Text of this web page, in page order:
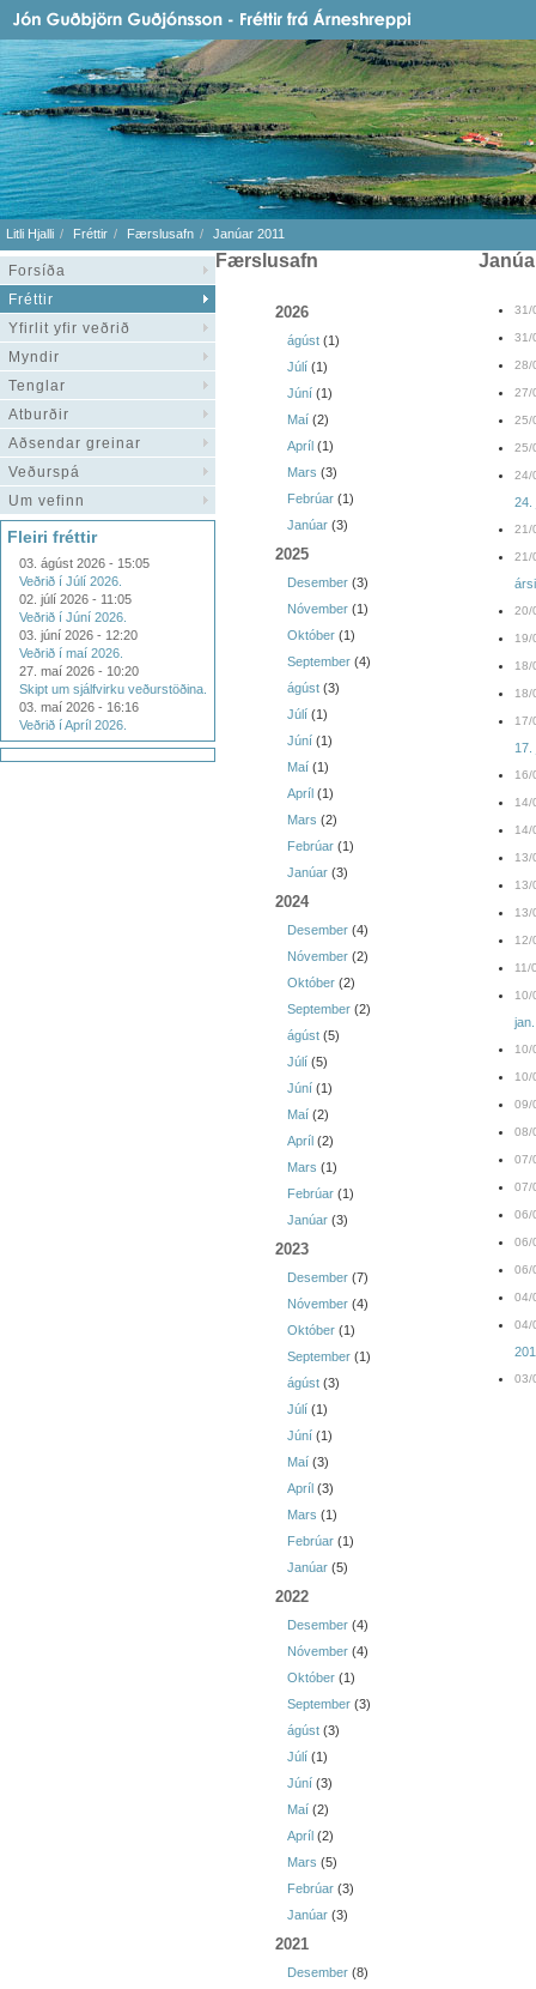
Litli Hjalli Fréttir Færslusafn Janúar 2011
Forsíða
Fréttir
Yfirlit yfir veðrið
Myndir
Tenglar
Atburðir
Aðsendar greinar
Veðurspá
Um vefinn
Fleiri fréttir
03. ágúst 2026 - 15:05
Veðrið í Júlí 2026.
02. júlí 2026 - 11:05
Veðrið í Júní 2026.
03. júní 2026 - 12:20
Veðrið í maí 2026.
27. maí 2026 - 10:20
Skipt um sjálfvirku veðurstöðina.
03. maí 2026 - 16:16
Veðrið í Apríl 2026.
Færslusafn
2026
ágúst (1)
Júlí (1)
Júní (1)
Maí (2)
Apríl (1)
Mars (3)
Febrúar (1)
Janúar (3)
2025
Desember (3)
Nóvember (1)
Október (1)
September (4)
ágúst (3)
Júlí (1)
Júní (1)
Maí (1)
Apríl (1)
Mars (2)
Febrúar (1)
Janúar (3)
2024
Desember (4)
Nóvember (2)
Október (2)
September (2)
ágúst (5)
Júlí (5)
Júní (1)
Maí (2)
Apríl (2)
Mars (1)
Febrúar (1)
Janúar (3)
2023
Desember (7)
Nóvember (4)
Október (1)
September (1)
ágúst (3)
Júlí (1)
Júní (1)
Maí (3)
Apríl (3)
Mars (1)
Febrúar (1)
Janúar (5)
2022
Desember (4)
Nóvember (4)
Október (1)
September (3)
ágúst (3)
Júlí (1)
Júní (3)
Maí (2)
Apríl (2)
Mars (5)
Febrúar (3)
Janúar (3)
2021
Desember (8)
31/
31/
28/
27/
25/
25/
24/
24.
21/
21/
20/
19/
18/
18/
17/
17.
16/
14/
14/
13/
13/
13/
12/
11/
10/
10/
10/
09/
08/
07/
07/
06/
06/
06/
04/
04/
03/